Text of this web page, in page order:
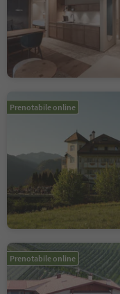
Prenotabile online
Prenotabile online